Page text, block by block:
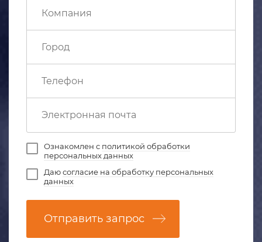
Ознакомлен с политикой обработки
персональных данных
Даюсогласие на обработку персональных
данных
Отправить запрос